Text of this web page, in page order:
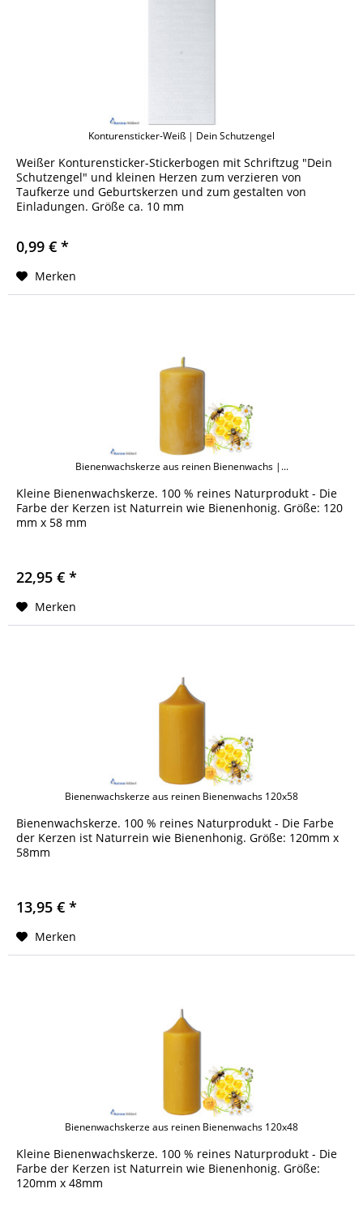
Konturensticker-Weiß | Dein Schutzengel
Weißer Konturensticker-Stickerbogen mit Schriftzug "Dein
Schutzengel" und kleinen Herzen zum verzieren von
Taufkerze und Geburtskerzen und zum gestalten von
Einladungen. Größe ca. 10 mm
0,99 € *
Merken
Bienenwachskerze aus reinen Bienenwachs |...
Kleine Bienenwachskerze. 100 % reines Naturprodukt - Die
Farbe der Kerzen ist Naturrein wie Bienenhonig. Größe: 120
mm x 58 mm
22,95 € *
Merken
Bienenwachskerze aus reinen Bienenwachs 120x58
Bienenwachskerze. 100 % reines Naturprodukt - Die Farbe
der Kerzen ist Naturrein wie Bienenhonig. Größe: 120mm x
58mm
13,95 € *
Merken
Bienenwachskerze aus reinen Bienenwachs 120x48
Kleine Bienenwachskerze. 100 % reines Naturprodukt - Die
Farbe der Kerzen ist Naturrein wie Bienenhonig. Größe:
120mm x 48mm